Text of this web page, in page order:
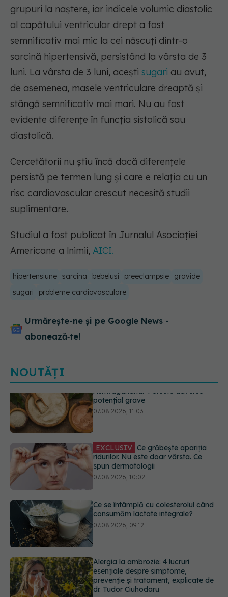
grupuri la naștere, iar indicele volumic diastolic
al capătului ventricular drept a fost
semnificativ mai mic la cei născuți dintr-o
sarcină hipertensivă, persistând la vârsta de 3
luni. La vârsta de 3 luni, acești sugari au avut,
de asemenea, masele ventriculare dreaptă și
stângă semnificativ mai mari. Nu au fost
evidente diferențe în funcția sistolică sau
diastolică.
Cercetătorii nu știu încă dacă diferențele
persistă pe termen lung și care e relația cu un
risc cardiovascular crescut necesită studii
suplimentare.
Studiul a fost publicat în Jurnalul Asociației
Americane a lnimii, AICI.
hipertensiune sarcina bebelusi preeclampsie
gravide
sugari
probleme cardiovasculare
Urmărește-ne și pe Google News -
abonează‑te!
NOUTĂȚI
EXCLUSIV Ce grăbește apariția
ridurilor. Nu este doar vârsta. Ce
Ce se întâmplă cu colesterolul când
consumăm lactate integrale?
Alergia la ambrozie: 4 lucruri
esențiale despre simptome,
07.08.2026, 08:21
EXCLUSIV Brahiterapie vs
radioterapie externă în cancerul